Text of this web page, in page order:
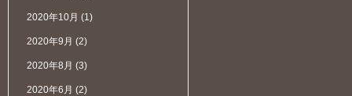
2020年10月 (1)
2020年9月 (2)
2020年8月 (3)
2020年6月 (2)